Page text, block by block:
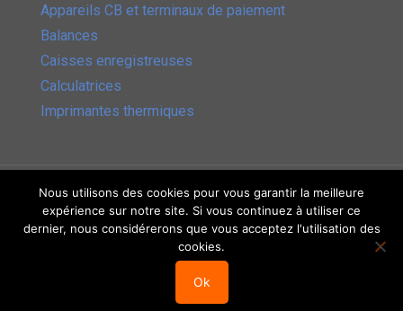
Appareils CB et terminaux de paiement
Balances
Caisses enregistreuses
Calculatrices
Imprimantes thermiques
Bobineo - Mentions légales - Allo commande :
Conditions générales de vente
Nous utilisons des cookies pour vous garantir la meilleure
expérience sur notre site. Si vous continuez à utiliser ce
dernier, nous considérerons que vous acceptez l'utilisation des
cookies.
Ok